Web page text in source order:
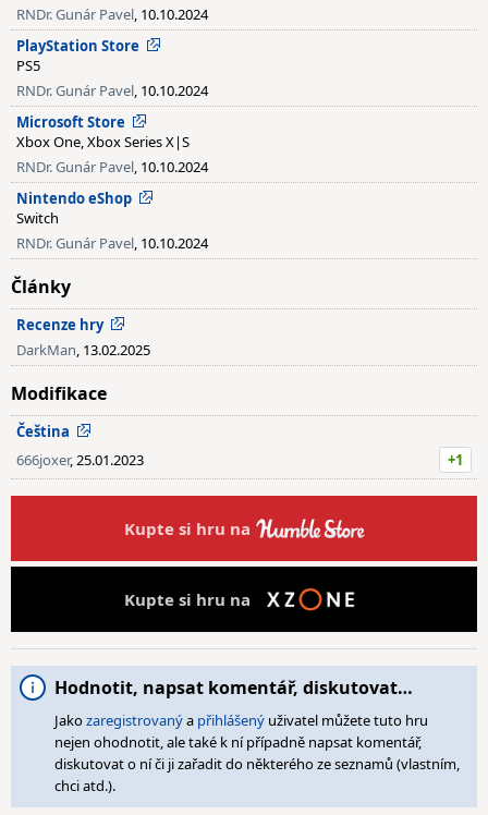
RNDr. Gunár Pavel, 10.10.2024
PlayStation Store
PS5
RNDr. Gunár Pavel, 10.10.2024
Microsoft Store
Xbox One, Xbox Series X|S
RNDr. Gunár Pavel, 10.10.2024
Nintendo eShop
Switch
RNDr. Gunár Pavel, 10.10.2024
Články
Recenze hry
DarkMan, 13.02.2025
Modifikace
Čeština
666joxer, 25.01.2023 +1
Kupte si hru na
Kupte si hru na
Hodnotit, napsat komentář, diskutovat…
Jakozaregistrovanýa přihlášený uživatel můžete tuto hru
nejen ohodnotit, ale také k ní případně napsat komentář,
diskutovat o ní či ji zařadit do některého ze seznamů (vlastním,
chci atd.).